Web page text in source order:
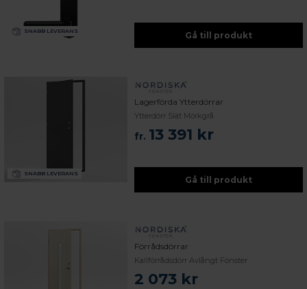
SNABB LEVERANS Gå till produkt
SNABB LEVERANS
Lagerförda Ytterdörrar
Ytterdörr Slät Mörkgrå
fr. 13 391 kr
Gå till produkt
Förrådsdörrar
Kallförrådsdörr Avlångt Fönster
2 073 kr